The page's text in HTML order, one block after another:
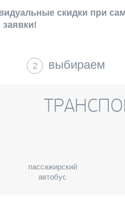
скидки при
выбираем
2
пассажирский
автобус